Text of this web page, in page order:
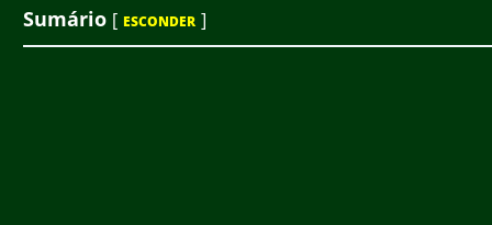
Sumário [ ESCONDER ]